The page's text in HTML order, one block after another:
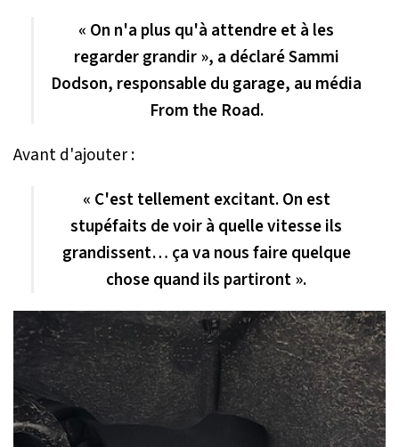
« On n'a plus qu'à attendre et à les
regarder grandir », a déclaré Sammi
Dodson, responsable du garage, au média
From the Road.
Avant d'ajouter :
« C'est tellement excitant. On est
stupéfaits de voir à quelle vitesse ils
grandissent… ça va nous faire quelque
chose quand ils partiront ».